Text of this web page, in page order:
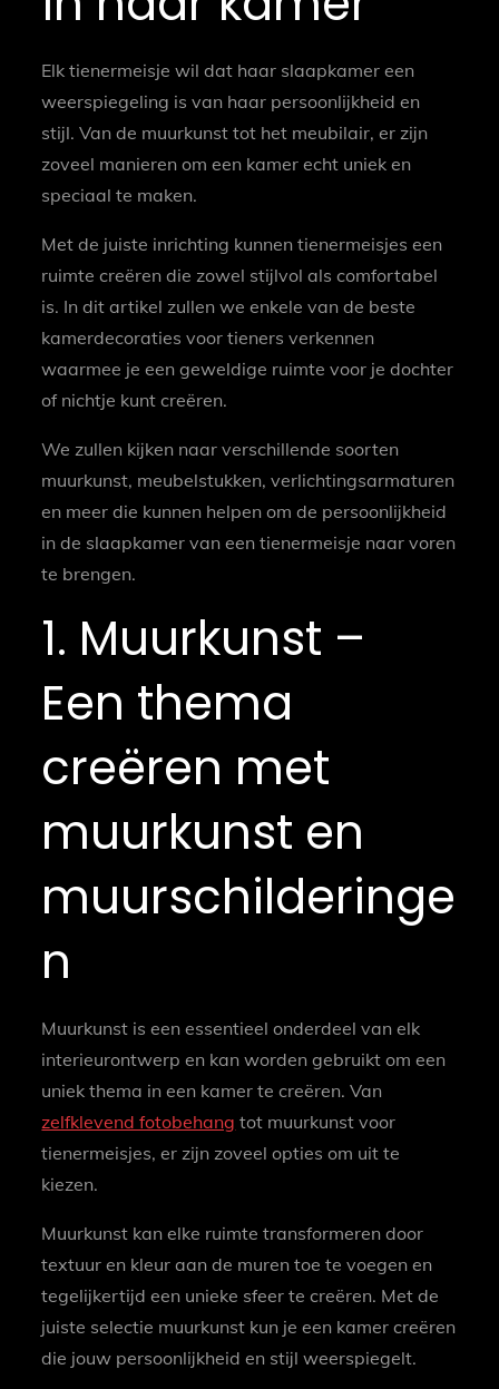
Elk tienermeisje wil dat haar slaapkamer een
weerspiegeling is van haar persoonlijkheid en
stijl. Van de muurkunst tot het meubilair, er zijn
zoveel manieren om een kamer echt uniek en
speciaal te maken.
Met de juiste inrichting kunnen tienermeisjes een
ruimte creëren die zowel stijlvol als comfortabel
is. In dit artikel zullen we enkele van de beste
kamerdecoraties voor tieners verkennen
waarmee je een geweldige ruimte voor je dochter
of nichtje kunt creëren.
We zullen kijken naar verschillende soorten
muurkunst, meubelstukken, verlichtingsarmaturen
en meer die kunnen helpen om de persoonlijkheid
in de slaapkamer van een tienermeisje naar voren
te brengen.
1. Muurkunst –
Een thema
creëren met
muurkunst en
muurschilderinge
n
Muurkunst is een essentieel onderdeel van elk
interieurontwerp en kan worden gebruikt om een
uniek thema in een kamer te creëren. Van
zelfklevend fotobehang tot muurkunst voor
tienermeisjes, er zijn zoveel opties om uit te
kiezen.
Muurkunst kan elke ruimte transformeren door
textuur en kleur aan de muren toe te voegen en
tegelijkertijd een unieke sfeer te creëren. Met de
juiste selectie muurkunst kun je een kamer creëren
die jouw persoonlijkheid en stijl weerspiegelt.